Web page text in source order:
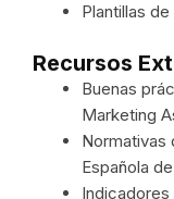
Plantillas
Recursos
Buenas
Marketing
Normativas
Española